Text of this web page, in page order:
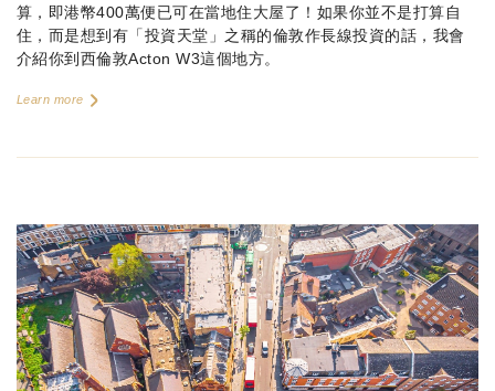
算，即港幣400萬便已可在當地住大屋了！如果你並不是打算自
住，而是想到有「投資天堂」之稱的倫敦作長線投資的話，我會
介紹你到西倫敦Acton W3這個地方。
Learn more